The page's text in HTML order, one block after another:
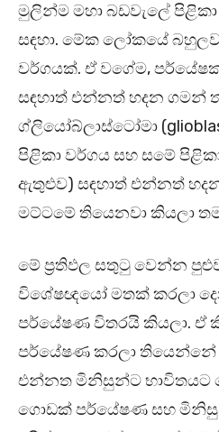
මුලින්ම මහා බඩවැලේ පිළිකා
සඳහා. මේක ලෝකයේ
වර්ගයක්. ඒ වගේම,
සඳහාත් එන්නත් හදන ගමන්
ග්ලියෝබ්ලාස්ටෝමා
පිළිකා වර්ගය සහ සමේ
ඇතුළුව) සඳහාත් එන්නත්
මට්ටමේ තියෙනවා කියලා
මේ ප්‍රතිඵල සතුටු වෙන්න
විශේෂඥයෝ මතක් කරලා
පර්යේෂණ විතරයි කියලා. ඒ
පර්යේෂණ කරලා
එන්නත මිනිසුන්ට භාවිතයට
ගොඩක් පර්යේෂණ සහ